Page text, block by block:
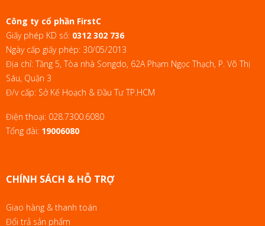
Công ty cổ phần FirstC
Giấy phép KD số: 0312 302 736
Ngày cấp giấy phép: 30/05/2013
Địa chỉ: Tầng 5, Tòa nhà Songdo, 62A Phạm Ngọc Thạch, P. Võ Thị
Sáu, Quận 3
Đ/v cấp: Sở Kế Hoạch & Đầu Tư TP.HCM
Điện thoại: 028.7300.6080
Tổng đài: 19006080
CHÍNH SÁCH & HỖ TRỢ
Giao hàng & thanh toán
Đổi trả sản phẩm